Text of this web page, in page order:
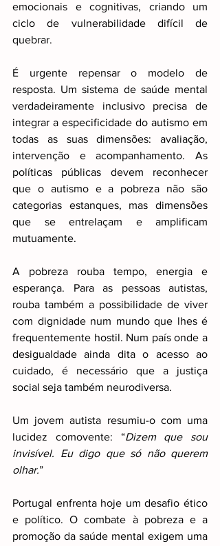
emocionais e cognitivas, criando um
ciclo de vulnerabilidade difícil de
quebrar.
É urgente repensar o modelo de
resposta. Um sistema de saúde mental
verdadeiramente inclusivo precisa de
integrar a especificidade do autismo em
todas as suas dimensões: avaliação,
intervenção e acompanhamento. As
políticas públicas devem reconhecer
que o autismo e a pobreza não são
categorias estanques, mas dimensões
que se entrelaçam e amplificam
mutuamente.
A pobreza rouba tempo, energia e
esperança. Para as pessoas autistas,
rouba também a possibilidade de viver
com dignidade num mundo que lhes é
frequentemente hostil. Num país onde a
desigualdade ainda dita o acesso ao
cuidado, é necessário que a justiça
social seja também neurodiversa.
Um jovem autista resumiu-o com uma
lucidez comovente: “Dizem que sou
invisível. Eu digo que só não querem
olhar.”
Portugal enfrenta hoje um desafio ético
e político. O combate à pobreza e a
promoção da saúde mental exigem uma